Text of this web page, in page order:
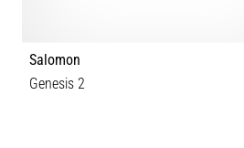
Salomon
Genesis 2